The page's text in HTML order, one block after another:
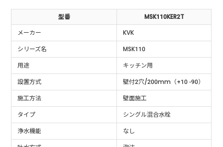
型番
MSK110KER2T
メーカー
KVK
シリーズ名
MSK110
用途
キッチン用
設置方式
壁付2穴/200mm（+10 -90）
施工方法
壁面施工
タイプ
シングル混合水栓
浄水機能
なし